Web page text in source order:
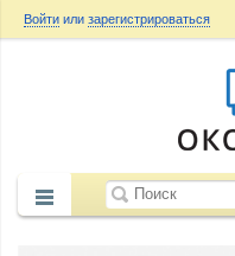
Войти или зарегистрироваться